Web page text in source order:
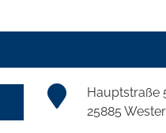
Hauptstraße
25885